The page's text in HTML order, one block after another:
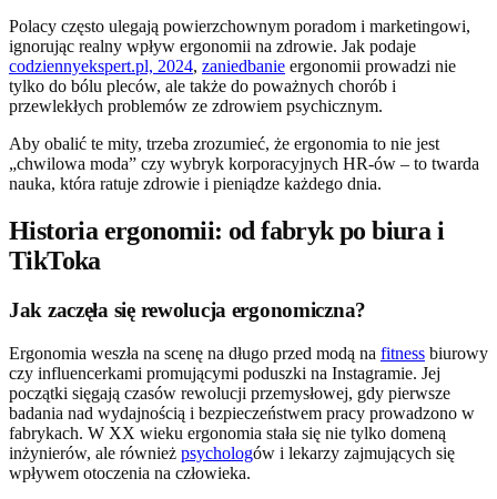
Polacy często ulegają powierzchownym poradom i marketingowi,
ignorując realny wpływ ergonomii na zdrowie. Jak podaje
codziennyekspert.pl, 2024, zaniedbanie ergonomii prowadzi nie
tylko do bólu pleców, ale także do poważnych chorób i
przewlekłych problemów ze zdrowiem psychicznym.
Aby obalić te mity, trzeba zrozumieć, że ergonomia to nie jest
„chwilowa moda” czy wybryk korporacyjnych HR-ów – to twarda
nauka, która ratuje zdrowie i pieniądze każdego dnia.
Historia ergonomii: od fabryk po biura i
TikToka
Jak zaczęła się rewolucja ergonomiczna?
Ergonomia weszła na scenę na długo przed modą na fitness biurowy
czy influencerkami promującymi poduszki na Instagramie. Jej
początki sięgają czasów rewolucji przemysłowej, gdy pierwsze
badania nad wydajnością i bezpieczeństwem pracy prowadzono w
fabrykach. W XX wieku ergonomia stała się nie tylko domeną
inżynierów, ale również psychologów i lekarzy zajmujących się
wpływem otoczenia na człowieka.